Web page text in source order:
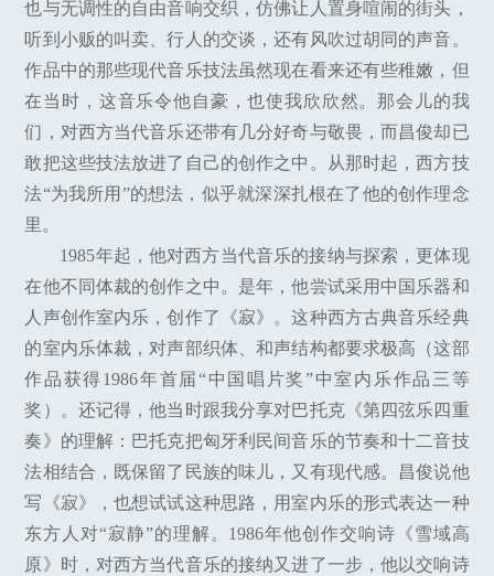
也与无调性的自由音响交织，仿佛让人置身喧闹的街头，
听到小贩的叫卖、行人的交谈，还有风吹过胡同的声音。
作品中的那些现代音乐技法虽然现在看来还有些稚嫩，但
在当时，这音乐令他自豪，也使我欣欣然。那会儿的我
们，对西方当代音乐还带有几分好奇与敬畏，而昌俊却已
敢把这些技法放进了自己的创作之中。从那时起，西方技
法“为我所用”的想法，似乎就深深扎根在了他的创作理念
里。
1985年起，他对西方当代音乐的接纳与探索，更体现
在他不同体裁的创作之中。是年，他尝试采用中国乐器和
人声创作室内乐，创作了《寂》。这种西方古典音乐经典
的室内乐体裁，对声部织体、和声结构都要求极高（这部
作品获得1986年首届“中国唱片奖”中室内乐作品三等
奖）。还记得，他当时跟我分享对巴托克《第四弦乐四重
奏》的理解：巴托克把匈牙利民间音乐的节奏和十二音技
法相结合，既保留了民族的味儿，又有现代感。昌俊说他
写《寂》，也想试试这种思路，用室内乐的形式表达一种
东方人对“寂静”的理解。1986年他创作交响诗《雪域高
原》时，对西方当代音乐的接纳又进了一步，他以交响诗